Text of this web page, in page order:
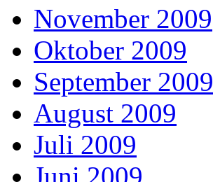
November 2009
Oktober 2009
September 2009
August 2009
Juli 2009